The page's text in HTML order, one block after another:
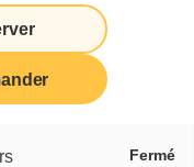
Fermé